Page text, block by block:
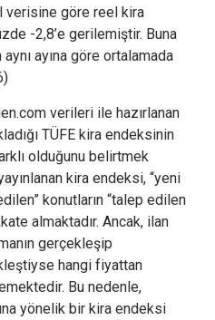
verisine göre reel kira
-2,8’e gerilemiştir. Buna
ayına göre ortalamada
verileri ile hazırlanan
TÜFE kira endeksinin
olduğunu belirtmek
kira endeksi, “yeni
konutların “talep edilen
almaktadır. Ancak, ilan
gerçekleşip
hangi fiyattan
Bu nedenle,
yönelik bir kira endeksi